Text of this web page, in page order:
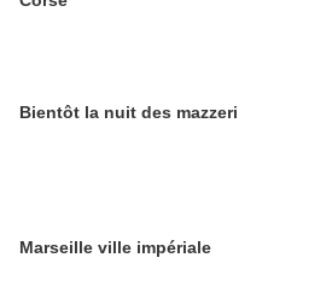
Bientôt la nuit des mazzeri
Marseille ville impériale